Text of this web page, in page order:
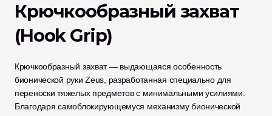
Крючкообразный захват
(Hook Grip)
Крючкообразный захват — выдающаяся особенность
бионической руки Zeus, разработанная специально для
переноски тяжелых предметов с минимальными усилиями.
Благодаря самоблокирующемуся механизму бионической